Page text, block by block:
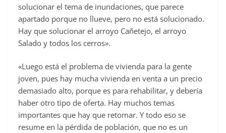
solucionar el tema de inundaciones, que parece
apartado porque no llueve, pero no está solucionado.
Hay que solucionar el arroyo Cañetejo, el arroyo
Salado y todos los cerros».
«Luego está el problema de vivienda para la gente
joven, pues hay mucha vivienda en venta a un precio
demasiado alto, porque es para rehabilitar, y debería
haber otro tipo de oferta. Hay muchos temas
importantes que hay que retomar. Y todo eso se
resume en la pérdida de población, que no es un